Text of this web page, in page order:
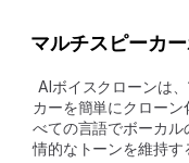
マルチスピーカ
AIボイスクローンは
カーを簡単にクロー
べての言語でボーカ
情的なトーンを維持す